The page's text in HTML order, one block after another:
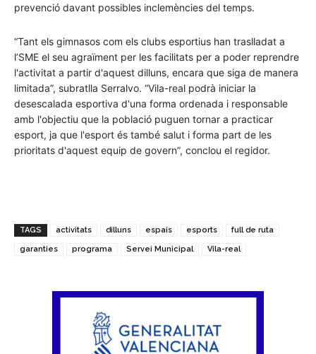
prevenció davant possibles inclemències del temps.
“Tant els gimnasos com els clubs esportius han traslladat a
l’SME el seu agraïment per les facilitats per a poder reprendre
l'activitat a partir d'aquest dilluns, encara que siga de manera
limitada”, subratlla Serralvo. “Vila-real podrà iniciar la
desescalada esportiva d'una forma ordenada i responsable
amb l'objectiu que la població puguen tornar a practicar
esport, ja que l'esport és també salut i forma part de les
prioritats d'aquest equip de govern”, conclou el regidor.
TAGS activitats dilluns espais esports full de ruta
garanties programa Servei Municipal Vila-real